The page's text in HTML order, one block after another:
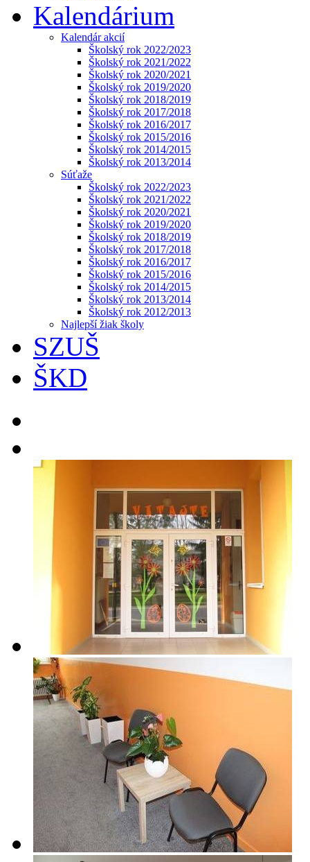
Kalendárium
Kalendár akcií
Školský rok 2022/2023
Školský rok 2021/2022
Školský rok 2020/2021
Školský rok 2019/2020
Školský rok 2018/2019
Školský rok 2017/2018
Školský rok 2016/2017
Školský rok 2015/2016
Školský rok 2014/2015
Školský rok 2013/2014
Súťaže
Školský rok 2022/2023
Školský rok 2021/2022
Školský rok 2020/2021
Školský rok 2019/2020
Školský rok 2018/2019
Školský rok 2017/2018
Školský rok 2016/2017
Školský rok 2015/2016
Školský rok 2014/2015
Školský rok 2013/2014
Školský rok 2012/2013
Najlepší žiak školy
SZUŠ
ŠKD